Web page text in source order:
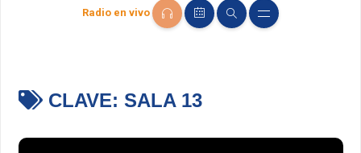
Radio en vivo
CLAVE: SALA 13